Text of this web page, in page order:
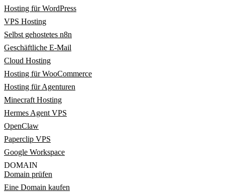
Hosting für WordPress
VPS Hosting
Selbst gehostetes n8n
Geschäftliche E-Mail
Cloud Hosting
Hosting für WooCommerce
Hosting für Agenturen
Minecraft Hosting
Hermes Agent VPS
OpenClaw
Paperclip VPS
Google Workspace
DOMAIN
Domain prüfen
Eine Domain kaufen